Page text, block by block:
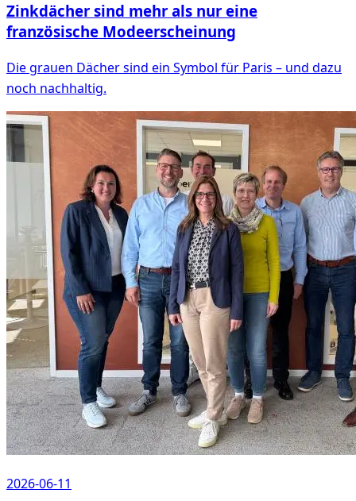
Zinkdächer sind mehr als nur eine
französische Modeerscheinung
Die grauen Dächer sind ein Symbol für Paris – und dazu
noch nachhaltig.
2026-06-11